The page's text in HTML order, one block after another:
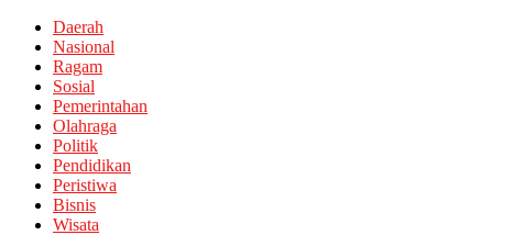
Daerah
Nasional
Ragam
Sosial
Pemerintahan
Olahraga
Politik
Pendidikan
Peristiwa
Bisnis
Wisata